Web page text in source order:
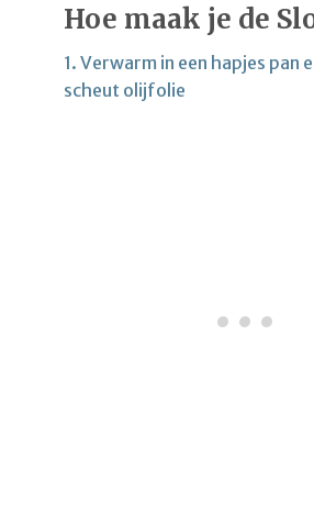
Hoe maak je de
1. Verwarm in een hapjes pan
scheut olijfolie